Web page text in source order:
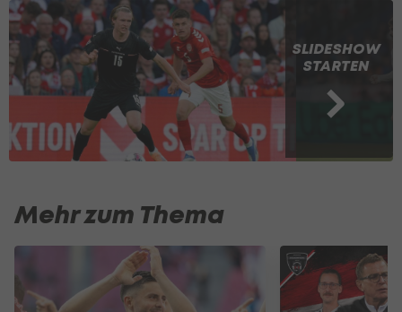
SLIDESHOW
STARTEN
Mehr zum Thema